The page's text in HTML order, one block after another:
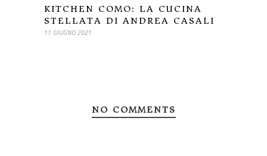
KITCHEN COMO: LA CUCINA
STELLATA DI ANDREA CASALI
11 GIUGNO 2021
NO COMMENTS